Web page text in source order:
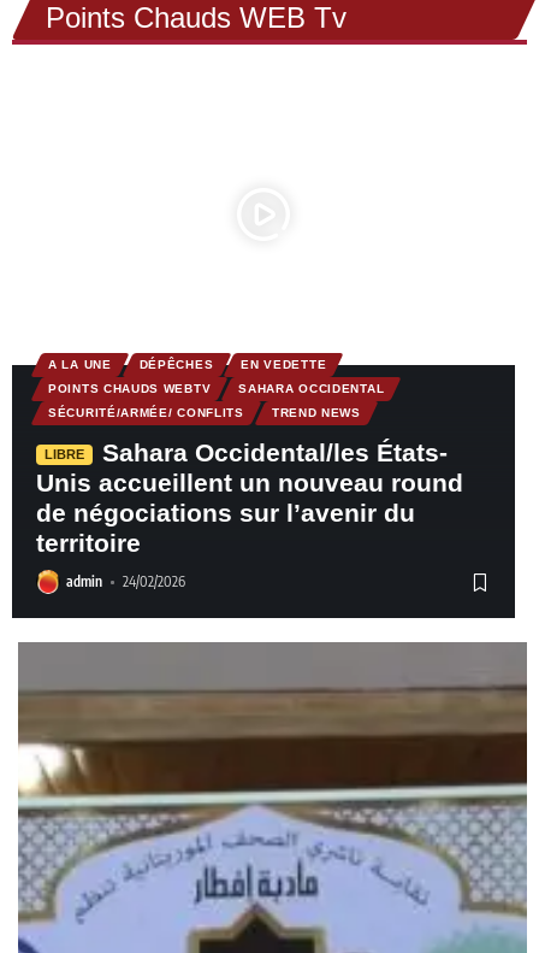
Points Chauds WEB Tv
A LA UNE DÉPÊCHES
EN VEDETTE
POINTS CHAUDS WEBTV
SAHARA OCCIDENTAL
SÉCURITÉ/ARMÉE/ CONFLITS
TREND NEWS
LIBRE
Sahara Occidental/les États-
Unis accueillent un nouveau round
de négociations sur l’avenir du
territoire
admin 24/02/2026